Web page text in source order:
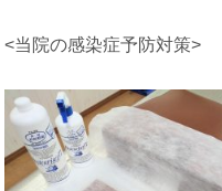
<当院の感染症予防対策>